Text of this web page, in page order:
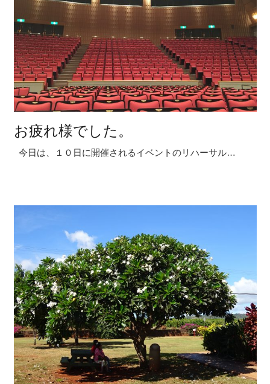
お疲れ様でした。
今日は、１０日に開催されるイベントのリハーサル…